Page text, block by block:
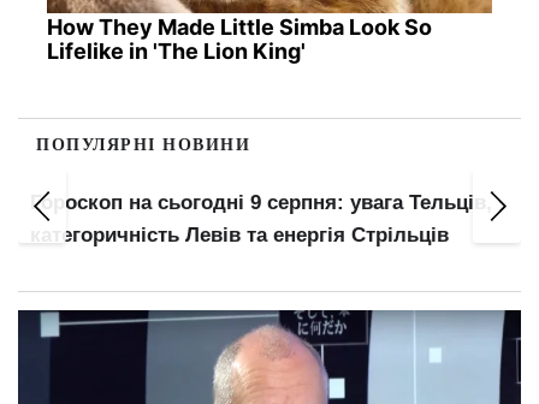
How They Made Little Simba Look So
Lifelike in 'The Lion King'
ПОПУЛЯРНІ НОВИНИ
Мобілізують попри навчання: п'ять категорій
студентів без відстрочки з серпня